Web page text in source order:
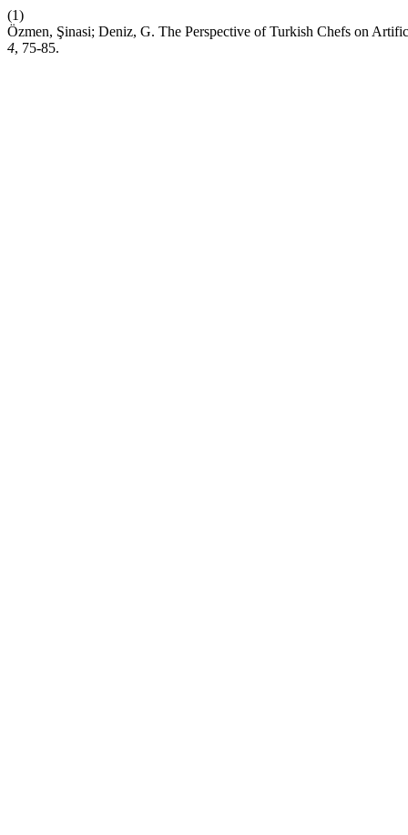
(1)
Özmen, Şinasi; Deniz, G. The Perspective of Turkish Chefs on
4, 75-85.